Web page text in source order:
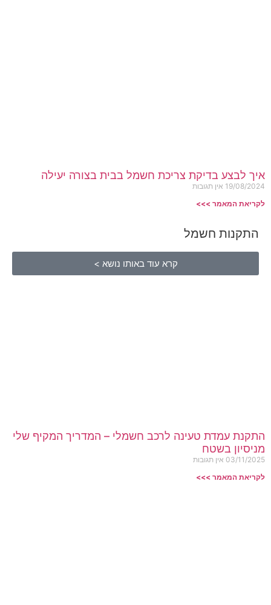
איך לבצע בדיקת צריכת חשמל בבית בצורה יעילה
19/08/2024 אין תגובות
לקריאת המאמר >>>
התקנות חשמל
קרא עוד באותו נושא >
התקנת עמדת טעינה לרכב חשמלי – המדריך המקיף שלי
מניסיון בשטח
03/11/2025 אין תגובות
לקריאת המאמר >>>